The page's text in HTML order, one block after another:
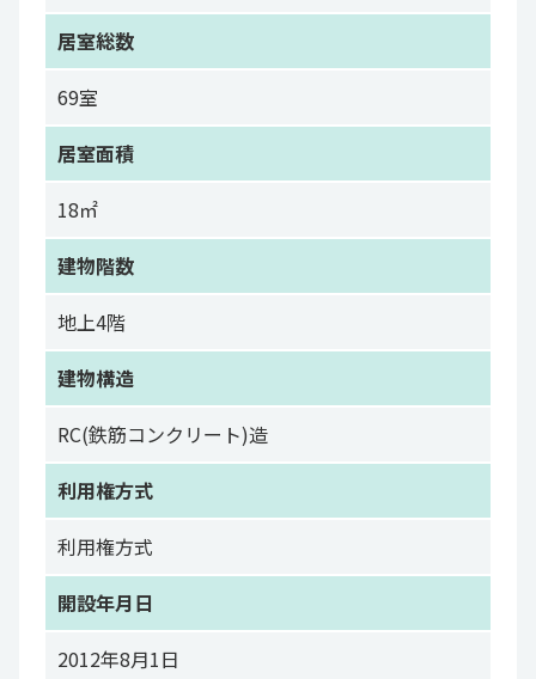
居室総数
69室
居室面積
18㎡
建物階数
地上4階
建物構造
RC(鉄筋コンクリート)造
利用権方式
利用権方式
開設年月日
2012年8月1日